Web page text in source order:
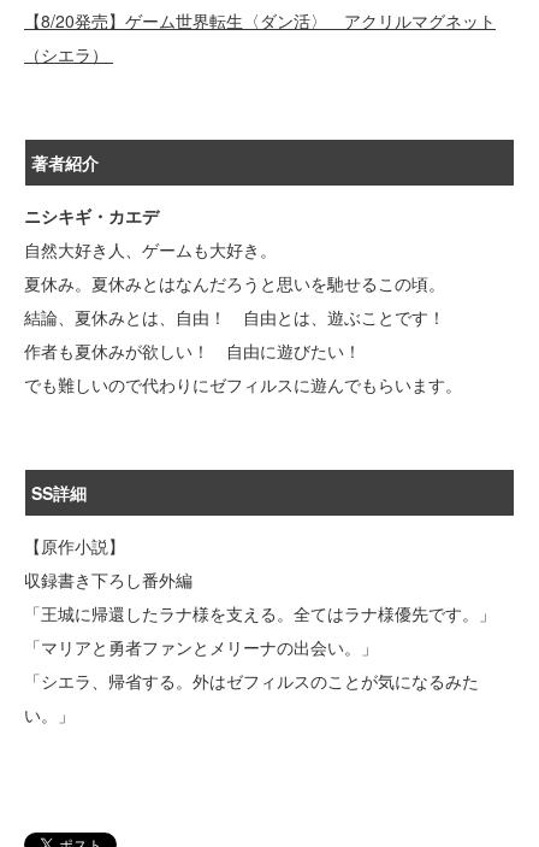
【8/20発売】ゲーム世界転生〈ダン活〉 アクリルマグネット
（シエラ）
著者紹介
ニシキギ・カエデ
自然大好き人、ゲームも大好き。
夏休み。夏休みとはなんだろうと思いを馳せるこの頃。
結論、夏休みとは、自由！ 自由とは、遊ぶことです！
作者も夏休みが欲しい！ 自由に遊びたい！
でも難しいので代わりにゼフィルスに遊んでもらいます。
SS詳細
【原作小説】
収録書き下ろし番外編
「王城に帰還したラナ様を支える。全てはラナ様優先です。」
「マリアと勇者ファンとメリーナの出会い。」
「シエラ、帰省する。外はゼフィルスのことが気になるみた
い。」